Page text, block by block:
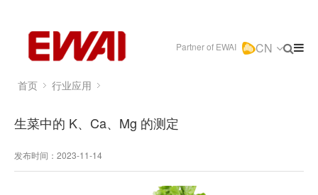
Partner of EWAI CN
首页 行业应用
生菜中的 K、Ca、Mg 的测定
发布时间：2023-11-14